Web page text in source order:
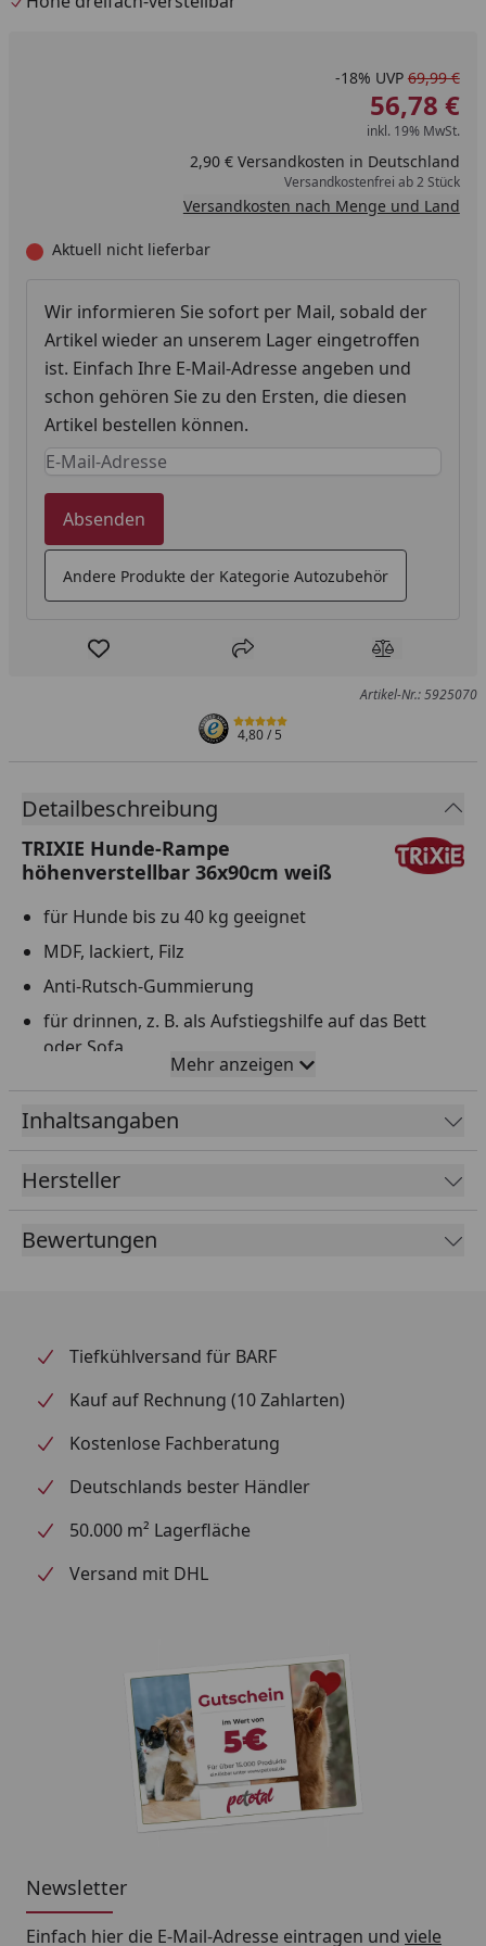
-18% UVP 69,99 €
56,78 €
inkl. 19% MwSt.
2,90 € Versandkosten in Deutschland
Versandkostenfrei ab 2 Stück
Versandkosten nach Menge und Land
Aktuell nicht lieferbar
Wir informieren Sie sofort per Mail, sobald der
Artikel wieder an unserem Lager eingetroffen
ist. Einfach Ihre E-Mail-Adresse angeben und
schon gehören Sie zu den Ersten, die diesen
Artikel bestellen können.
Keine Eingabe erforderlich
Eingabe erforderlich
Absenden
Andere Produkte der Kategorie Autozubehör
Produkt zur Wunschliste hinzufügen
Teilen Produkt
Artikel-Nr.: 5925070
4,80/ 5
Detailbeschreibung
TRIXIE Hunde-Rampe
höhenverstellbar 36x90cm weiß
für Hunde bis zu 40 kg geeignet
MDF, lackiert, Filz
Anti-Rutsch-Gummierung
für drinnen, z. B. als Aufstiegshilfe auf das Bett
oder Sofa
in der Höhe dreifach-verstellbar
schont die Gelenke des Tieres
sehr empfehlenswert bei Rücken- und
Gelenkproblemen
auch zur Präventivanwendung
zusammenklappbar, platzsparend zu verstauen
Mehr anzeigen
Inhaltsangaben
Hersteller
Bewertungen
Tiefkühlversand für BARF
Kauf auf Rechnung (10 Zahlarten)
Kostenlose Fachberatung
Deutschlands bester Händler
50.000 m² Lagerfläche
Versand mit DHL
Newsletter
Einfach hier die E-Mail-Adresse eintragen und viele